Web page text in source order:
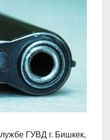
ГУВД г. Бишкек,